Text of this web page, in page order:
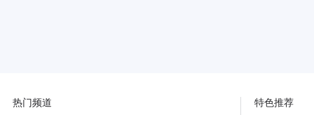
热门频道 特色推荐